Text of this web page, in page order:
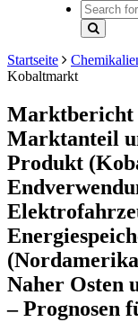
Startseite
Kobaltmarkt
Marktbericht
Marktanteil
Produkt
Naher Osten
– Prognosen